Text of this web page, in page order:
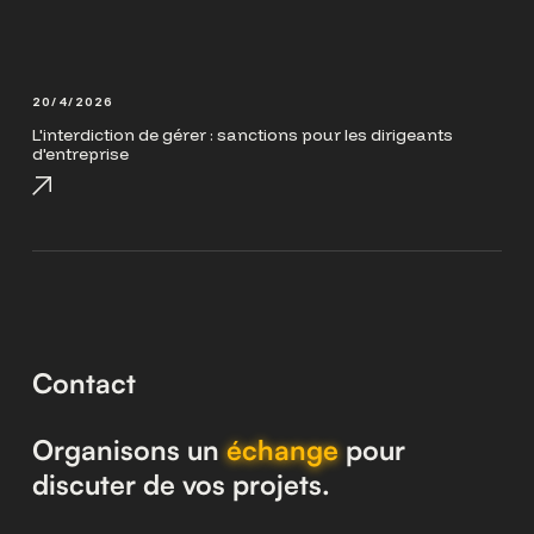
20/4/2026
L'interdiction de gérer : sanctions pour les dirigeants
d'entreprise
Contact
Organisons unéchangepour
discuter de vos projets.